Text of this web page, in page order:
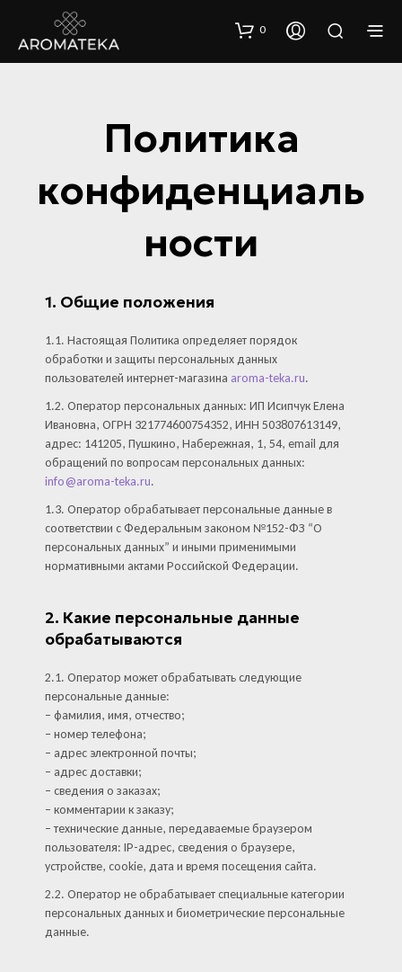
0
Политика
конфиденциаль
ности
1. Общие положения
1.1. Настоящая Политика определяет порядок
обработки и защиты персональных данных
пользователей интернет-магазина aroma-teka.ru.
1.2. Оператор персональных данных: ИП Исипчук Елена
Ивановна, ОГРН 321774600754352, ИНН 503807613149,
адрес: 141205, Пушкино, Набережная, 1, 54, email для
обращений по вопросам персональных данных:
info@aroma-teka.ru.
1.3. Оператор обрабатывает персональные данные в
соответствии с Федеральным законом №152-ФЗ “О
персональных данных” и иными применимыми
нормативными актами Российской Федерации.
2. Какие персональные данные
обрабатываются
2.1. Оператор может обрабатывать следующие
персональные данные:
– фамилия, имя, отчество;
– номер телефона;
– адрес электронной почты;
– адрес доставки;
– сведения о заказах;
– комментарии к заказу;
– технические данные, передаваемые браузером
пользователя: IP-адрес, сведения о браузере,
устройстве, cookie, дата и время посещения сайта.
2.2. Оператор не обрабатывает специальные категории
персональных данных и биометрические персональные
данные.